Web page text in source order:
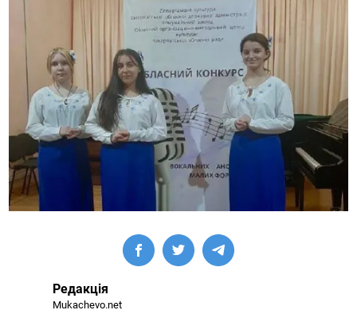
Редакція
Mukachevo.net